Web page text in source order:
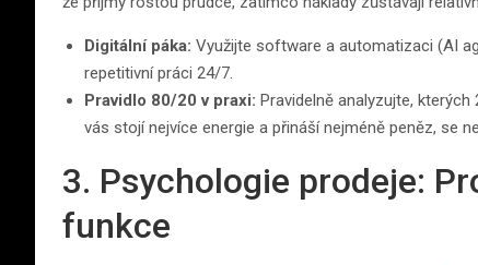
Digitální páka: Využijte software a automatizaci (AI
repetitivní práci 24/7.
Pravidlo 80/20 v praxi: Pravidelně analyzujte, kterých
vás stojí nejvíce energie a přináší nejméně peněz, se
3. Psychologie prodeje:
funkce